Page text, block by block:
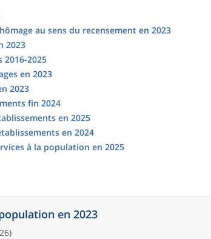
au sens du recensement en 2023
2023
2016-2025
en 2023
2023
fin 2024
en 2025
en 2024
à la population en 2025
en 2023